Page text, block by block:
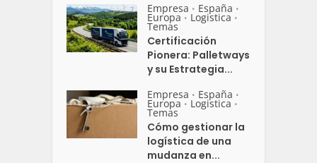
Empresa • España •
Europa • Logistica •
Temas
Certificación
Pionera: Palletways
y su Estrategia...
Empresa • España •
Europa • Logistica •
Temas
Cómo gestionar la
logística de una
mudanza en...